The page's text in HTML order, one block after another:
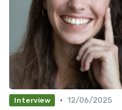
Interview • 12/06/2025